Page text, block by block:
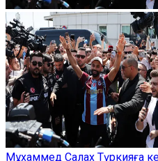
Мұхаммед Салах Түркияға